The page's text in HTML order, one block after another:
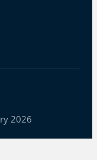
2026